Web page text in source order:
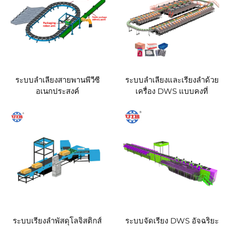
ระบบลำเลียงสายพานพีวีซี
อเนกประสงค์
ระบบลำเลียงและเรียงลำด้วย
เครื่อง DWS แบบคงที่
ระบบเรียงลำพัสดุโลจิสติกส์
ระบบจัดเรียง DWS อัจฉริยะ